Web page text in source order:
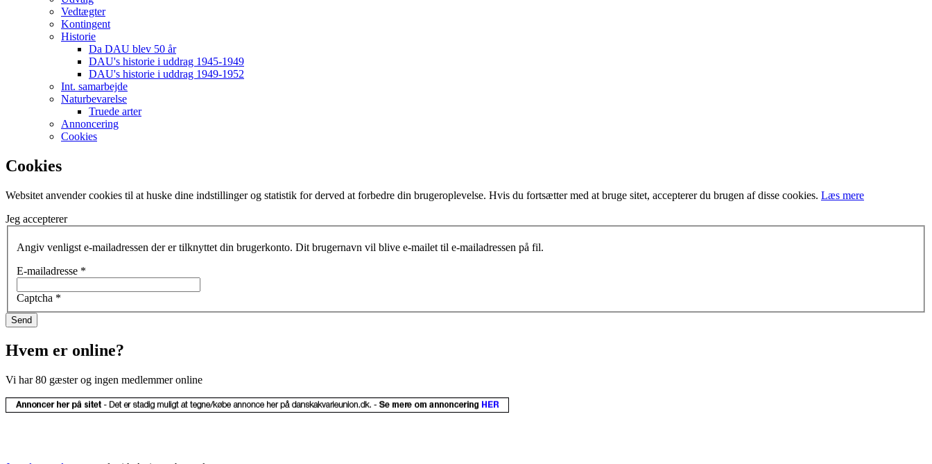
Vedtægter
Kontingent
Historie
Da DAU blev 50 år
DAU's historie i uddrag 1945-1949
DAU's historie i uddrag 1949-1952
Int. samarbejde
Naturbevarelse
Truede arter
Annoncering
Cookies
Cookies
Websitet anvender cookies til at huske dine indstillinger og statistik for derved at forbedre din brugeroplevelse. Hvis du fortsætter med at bruge sitet, accepterer du brugen af disse cookies. Læs mere
Jeg accepterer
Angiv venligst e-mailadressen der er tilknyttet din brugerkonto. Dit brugernavn vil blive e-mailet til e-mailadressen på fil.
E-mailadresse *
Captcha *
Send
Hvem er online?
Vi har 80 gæster og ingen medlemmer online